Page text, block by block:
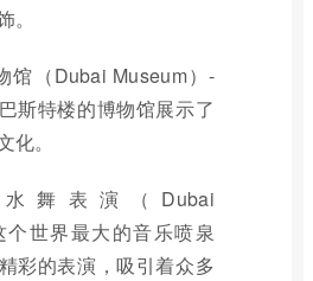
馆（Dubai Museum）-
斯特楼的博物馆展示了
。
舞表演（Dubai
个世界最大的音乐喷泉
彩的表演，吸引着众多